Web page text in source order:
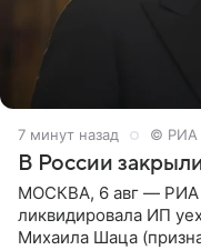
7 минут назад © РИА
В России
МОСКВА, 6 авг — РИА
ликвидировала ИП
Михаила Шаца